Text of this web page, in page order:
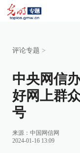
评论专题 >
中央网信
好网上群
号
来源： 中国网信网
2024-01-16 13:09